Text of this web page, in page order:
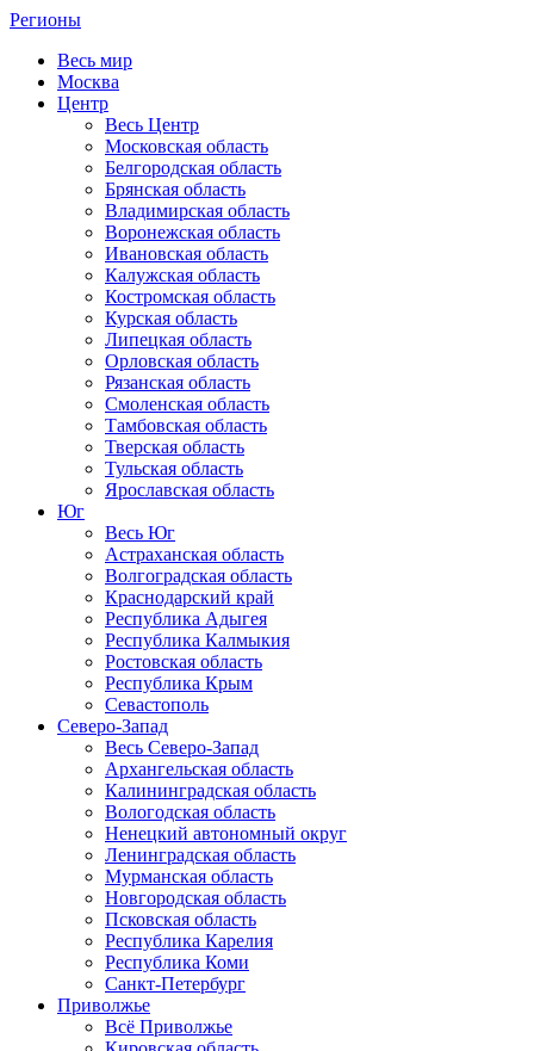
Регионы
Весь мир
Москва
Центр
Весь Центр
Московская область
Белгородская область
Брянская область
Владимирская область
Воронежская область
Ивановская область
Калужская область
Костромская область
Курская область
Липецкая область
Орловская область
Рязанская область
Смоленская область
Тамбовская область
Тверская область
Тульская область
Ярославская область
Юг
Весь Юг
Астраханская область
Волгоградская область
Краснодарский край
Республика Адыгея
Республика Калмыкия
Ростовская область
Республика Крым
Севастополь
Северо-Запад
Весь Северо-Запад
Архангельская область
Калининградская область
Вологодская область
Ненецкий автономный округ
Ленинградская область
Мурманская область
Новгородская область
Псковская область
Республика Карелия
Республика Коми
Санкт-Петербург
Приволжье
Всё Приволжье